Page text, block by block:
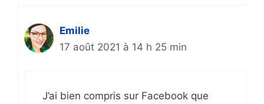
Emilie
17 août 2021 à 14 h 25 min
J’ai bien compris sur Facebook que